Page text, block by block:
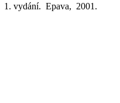
1. vydání. Epava, 2001.